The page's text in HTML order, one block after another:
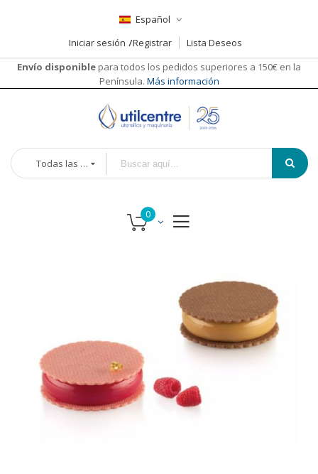
Español
Iniciar sesión
Registrar
Lista Deseos
Envío disponible para todos los pedidos superiores a 150€ en la
Península. Más información
Todas las categorías
imágenes